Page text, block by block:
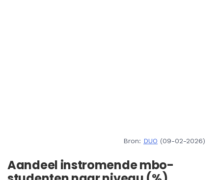
Bron: DUO (09-02-2026)
Aandeel instromende mbo-